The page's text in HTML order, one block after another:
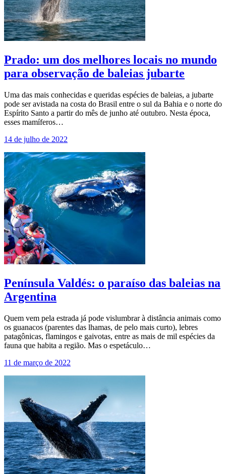
Prado: um dos melhores locais no mundo
para observação de baleias jubarte
Uma das mais conhecidas e queridas espécies de baleias, a jubarte
pode ser avistada na costa do Brasil entre o sul da Bahia e o norte do
Espírito Santo a partir do mês de junho até outubro. Nesta época,
esses mamíferos…
14 de julho de 2022
Península Valdés: o paraíso das baleias na
Argentina
Quem vem pela estrada já pode vislumbrar à distância animais como
os guanacos (parentes das lhamas, de pelo mais curto), lebres
patagônicas, flamingos e gaivotas, entre as mais de mil espécies da
fauna que habita a região. Mas o espetáculo…
11 de março de 2022